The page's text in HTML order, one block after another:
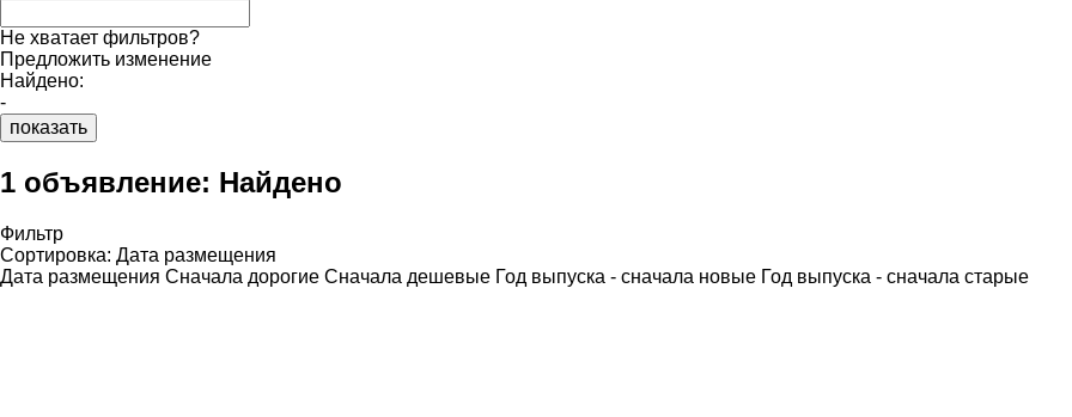
Не хватает фильтров?
Предложить изменение
Найдено:
-
показать
1 объявление: Найдено
Фильтр
Сортировка: Дата размещения
Дата размещения Сначала дорогие Сначала дешевые Год выпуска - сначала новые Год выпуска - сначала старые